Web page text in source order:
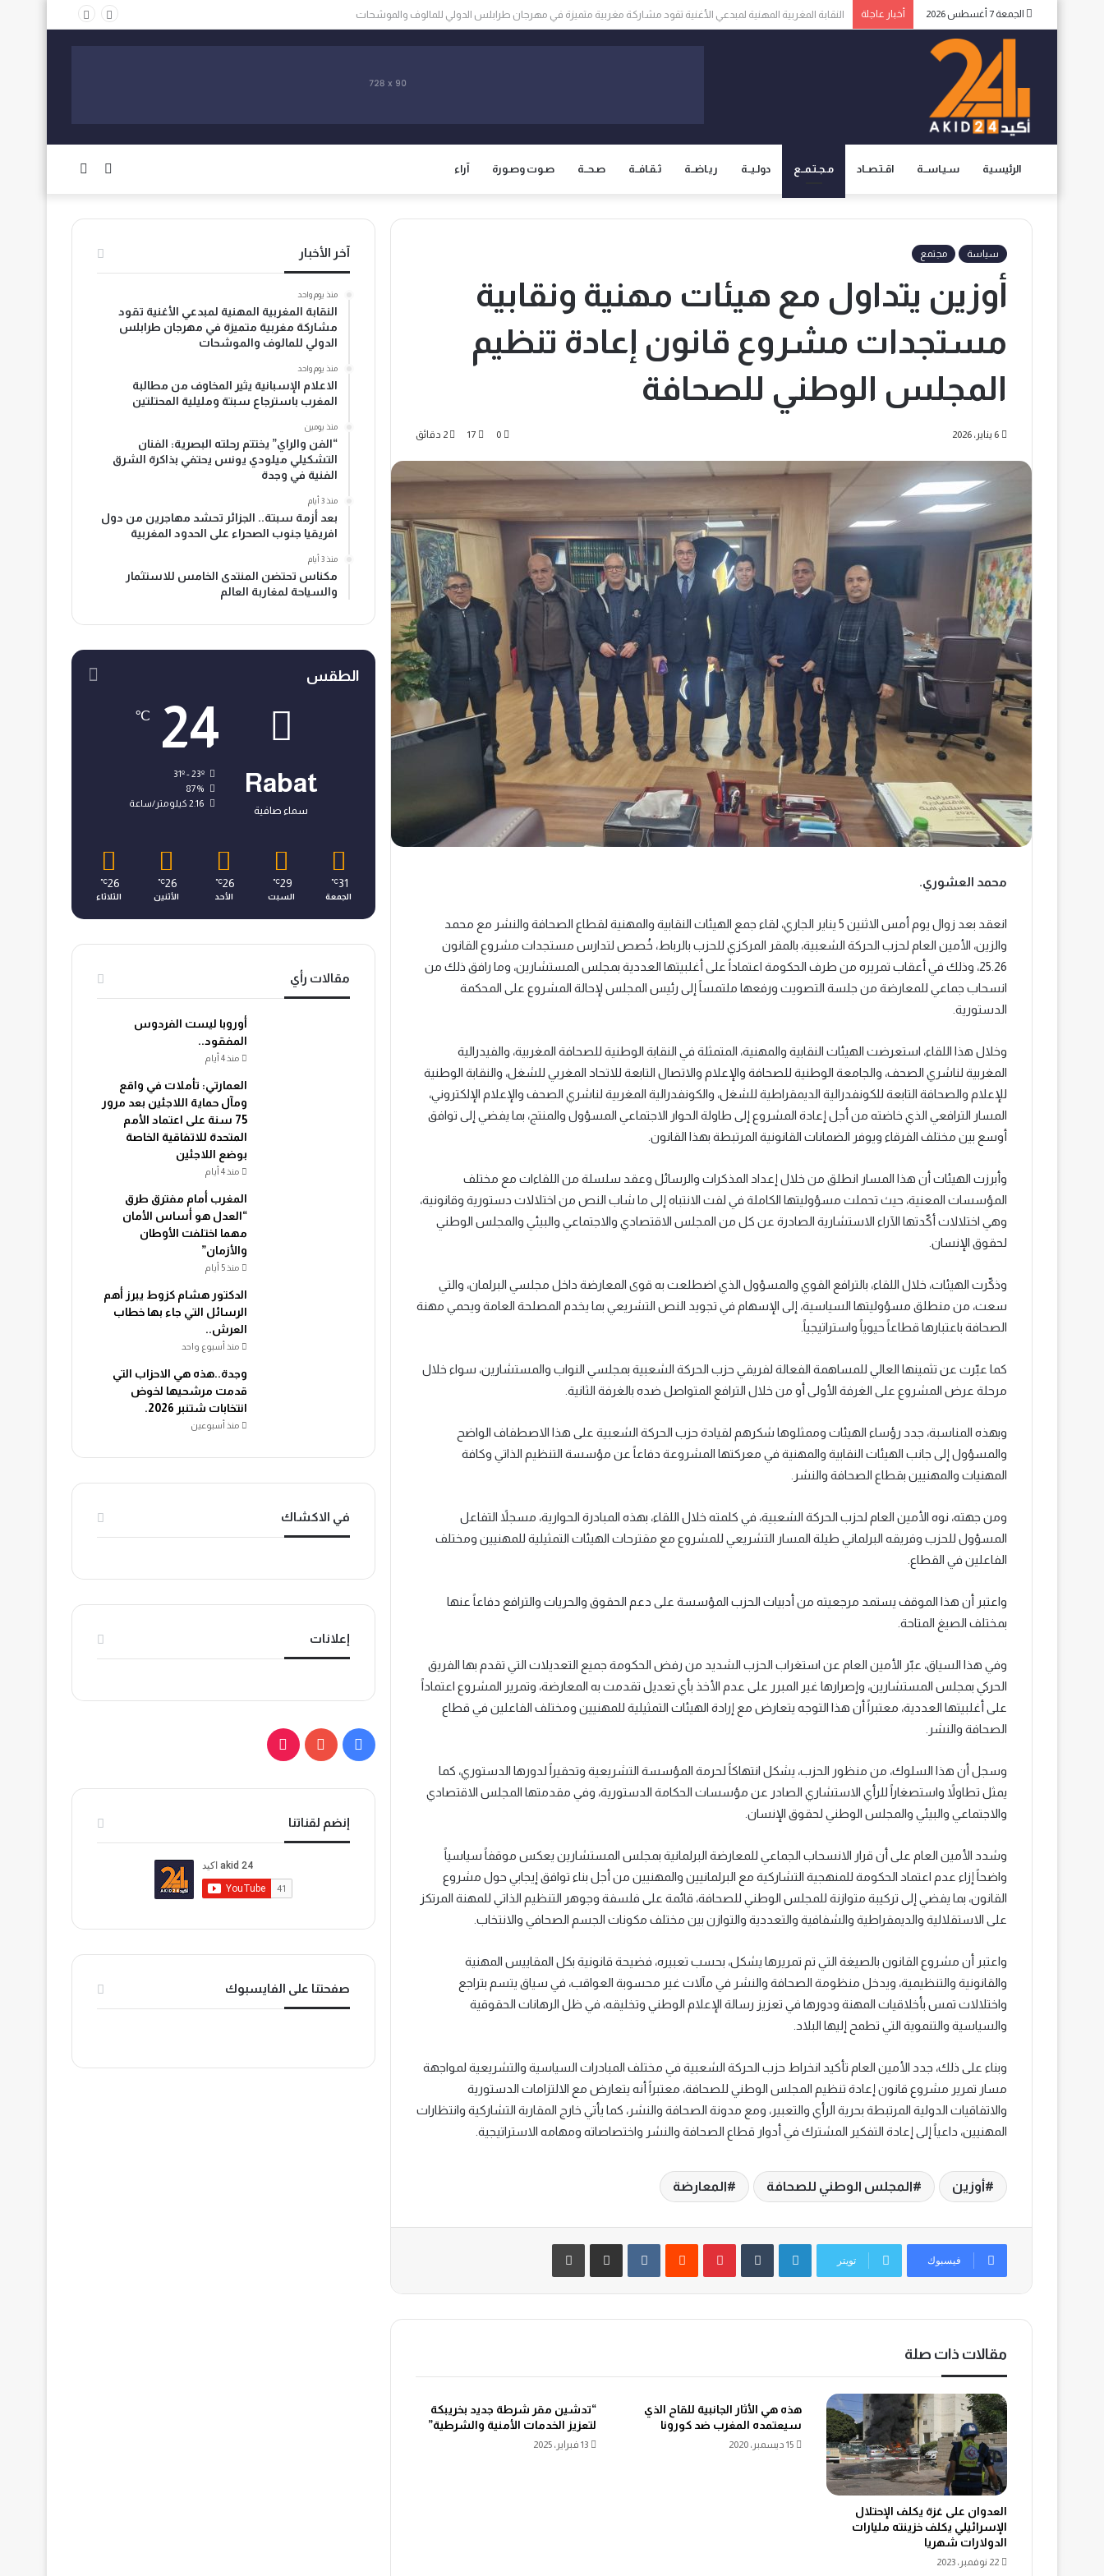
الجمعة 7 أغسطس 2026 أخبار عاجلة الاعلام الإسبانية يثير المخاوف من مطالبة المغرب باسترجاع سبتة ومليلية المحتلتين
الرئيسية سـيـاســة اقـتـصــاد مـجـتـمــع دولـيــة ريـاضــة ثـقـافــة صـحــة صـوت وصـورة آراء
عن
الوضع
المظلم
سياسة مجتمع
أوزين يتداول مع هيئات مهنية ونقابية
مستجدات مشروع قانون إعادة تنظيم
المجلس الوطني للصحافة
6 يناير، 2026 0
17
محمد العشوري.
انعقد بعد زوال يوم أمس الاثنين 5 يناير الجاري، لقاء جمع الهيئات النقابية والمهنية لقطاع الصحافة والنشر مع محمد
والزين، الأمين العام لحزب الحركة الشعبية، بالمقر المركزي للحزب بالرباط، خُصص لتدارس مستجدات مشروع القانون
25.26، وذلك في أعقاب تمريره من طرف الحكومة اعتماداً على أغلبيتها العددية بمجلس المستشارين، وما رافق ذلك من
انسحاب جماعي للمعارضة من جلسة التصويت ورفعها ملتمساً إلى رئيس المجلس لإحالة المشروع على المحكمة
الدستورية.
وخلال هذا اللقاء، استعرضت الهيئات النقابية والمهنية، المتمثلة في النقابة الوطنية للصحافة المغربية، والفيدرالية
المغربية لناشري الصحف، والجامعة الوطنية للصحافة والإعلام والاتصال التابعة للاتحاد المغربي للشغل، والنقابة الوطنية
للإعلام والصحافة التابعة للكونفدرالية الديمقراطية للشغل، والكونفدرالية المغربية لناشري الصحف والإعلام الإلكتروني،
المسار الترافعي الذي خاضته من أجل إعادة المشروع إلى طاولة الحوار الاجتماعي المسؤول والمنتج، بما يفضي إلى توافق
أوسع بين مختلف الفرقاء ويوفر الضمانات القانونية المرتبطة بهذا القانون.
وأبرزت الهيئات أن هذا المسار انطلق من خلال إعداد المذكرات والرسائل وعقد سلسلة من اللقاءات مع مختلف
المؤسسات المعنية، حيث تحملت مسؤوليتها الكاملة في لفت الانتباه إلى ما شاب النص من اختلالات دستورية وقانونية،
وهي اختلالات أكّدتها الآراء الاستشارية الصادرة عن كل من المجلس الاقتصادي والاجتماعي والبيئي والمجلس الوطني
لحقوق الإنسان.
وذكّرت الهيئات، خلال اللقاء، بالترافع القوي والمسؤول الذي اضطلعت به قوى المعارضة داخل مجلسي البرلمان، والتي
سعت، من منطلق مسؤوليتها السياسية، إلى الإسهام في تجويد النص التشريعي بما يخدم المصلحة العامة ويحمي مهنة
الصحافة باعتبارها قطاعاً حيوياً واستراتيجياً.
كما عبّرت عن تثمينها العالي للمساهمة الفعالة لفريقي حزب الحركة الشعبية بمجلسي النواب والمستشارين، سواء خلال
مرحلة عرض المشروع على الغرفة الأولى أو من خلال الترافع المتواصل ضده بالغرفة الثانية.
وبهذه المناسبة، جدد رؤساء الهيئات وممثلوها شكرهم لقيادة حزب الحركة الشعبية على هذا الاصطفاف الواضح
والمسؤول إلى جانب الهيئات النقابية والمهنية في معركتها المشروعة دفاعاً عن مؤسسة التنظيم الذاتي وكافة
المهنيات والمهنيين بقطاع الصحافة والنشر.
ومن جهته، نوه الأمين العام لحزب الحركة الشعبية، في كلمته خلال اللقاء، بهذه المبادرة الحوارية، مسجلاً التفاعل
المسؤول للحزب وفريقه البرلماني طيلة المسار التشريعي للمشروع مع مقترحات الهيئات التمثيلية للمهنيين ومختلف
الفاعلين في القطاع.
واعتبر أن هذا الموقف يستمد مرجعيته من أدبيات الحزب المؤسسة على دعم الحقوق والحريات والترافع دفاعاً عنها
بمختلف الصيغ المتاحة.
وفي هذا السياق، عبّر الأمين العام عن استغراب الحزب الشديد من رفض الحكومة جميع التعديلات التي تقدم بها الفريق
الحركي بمجلس المستشارين، وإصرارها غير المبرر على عدم الأخذ بأي تعديل تقدمت به المعارضة، وتمرير المشروع اعتماداً
على أغلبيتها العددية، معتبراً أن هذا التوجه يتعارض مع إرادة الهيئات التمثيلية للمهنيين ومختلف الفاعلين في قطاع
الصحافة والنشر.
وسجل أن هذا السلوك، من منظور الحزب، يشكل انتهاكاً لحرمة المؤسسة التشريعية وتحقيراً لدورها الدستوري، كما
يمثل تطاولاً واستصغاراً للرأي الاستشاري الصادر عن مؤسسات الحكامة الدستورية، وفي مقدمتها المجلس الاقتصادي
والاجتماعي والبيئي والمجلس الوطني لحقوق الإنسان.
وشدد الأمين العام على أن قرار الانسحاب الجماعي للمعارضة البرلمانية بمجلس المستشارين يعكس موقفاً سياسياً
واضحاً إزاء عدم اعتماد الحكومة للمنهجية التشاركية مع البرلمانيين والمهنيين من أجل بناء توافق إيجابي حول مشروع
القانون، بما يفضي إلى تركيبة متوازنة للمجلس الوطني للصحافة، قائمة على فلسفة وجوهر التنظيم الذاتي للمهنة المرتكز
على الاستقلالية والديمقراطية والشفافية والتعددية والتوازن بين مختلف مكونات الجسم الصحافي والانتخاب.
واعتبر أن مشروع القانون بالصيغة التي تم تمريرها يشكل، بحسب تعبيره، فضيحة قانونية بكل المقاييس المهنية
والقانونية والتنظيمية، ويدخل منظومة الصحافة والنشر في مآلات غير محسوبة العواقب، في سياق يتسم بتراجع
واختلالات تمس بأخلاقيات المهنة ودورها في تعزيز رسالة الإعلام الوطني وتخليقه، في ظل الرهانات الحقوقية
والسياسية والتنموية التي تطمح إليها البلاد.
وبناء على ذلك، جدد الأمين العام تأكيد انخراط حزب الحركة الشعبية في مختلف المبادرات السياسية والتشريعية لمواجهة
مسار تمرير مشروع قانون إعادة تنظيم المجلس الوطني للصحافة، معتبراً أنه يتعارض مع الالتزامات الدستورية
والاتفاقيات الدولية المرتبطة بحرية الرأي والتعبير، ومع مدونة الصحافة والنشر، كما يأتي خارج المقاربة التشاركية وانتظارات
المهنيين، داعياً إلى إعادة التفكير المشترك في أدوار قطاع الصحافة والنشر واختصاصاته ومهامه الاستراتيجية.
أوزين المجلس الوطني للصحافة المعارضة
فيسبوك تويتر
لينكدإن بينتيريست ‏VKontakte
مقالات ذات صلة
العدوان على غزة يكلف الإحتلال
الإسرائيلي يكلف خزينته مليارات
الدولارات شهريا
22 نوفمبر، 2023
هذه هي الأثار الجانبية للقاح الذي
سيعتمده المغرب ضد كورونا
15 ديسمبر، 2020
“تدشين مقر شرطة جديد بخريبكة
لتعزيز الخدمات الأمنية والشرطية”
13 فبراير، 2025
آخر الأخبار
منذ يوم واحد
النقابة المغربية المهنية لمبدعي الأغنية تقود
مشاركة مغربية متميزة في مهرجان طرابلس
الدولي للمالوف والموشحات
منذ يوم واحد
الاعلام الإسبانية يثير المخاوف من مطالبة
المغرب باسترجاع سبتة ومليلية المحتلتين
منذ يومين
“الفن والراي” يختتم رحلته البصرية: الفنان
التشكيلي ميلودي يونس يحتفي بذاكرة الشرق
الفنية في وجدة
منذ 3 أيام
بعد أزمة سبتة.. الجزائر تحشد مهاجرين من دول
افريقيا جنوب الصحراء على الحدود المغربية
منذ 3 أيام
مكناس تحتضن المنتدى الخامس للاستثمار
والسياحة لمغاربة العالم
الطقس
Rabat
سماء صافية
24
℃
31º - 23º
87%
2.16 كيلومتر/ساعة
31
℃
الجمعة
29
℃
السبت
26
℃
الأحد
26
℃
الأثنين
26
℃
الثلاثاء
مقالات رأي
أوروبا ليست الفردوس
المفقود..
منذ 4 أيام
العمارتي: تأملات في واقع
ومآل حماية اللاجئين بعد مرور
75 سنة على اعتماد الأمم
المتحدة للاتفاقية الخاصة
بوضع اللاجئين
منذ 4 أيام
المغرب أمام مفترق طرق
“العدل هو أساس الأمان
مهما اختلفت الأوطان
والأزمان”
منذ 5 أيام
الدكتور هشام كزوط يبرز أهم
الرسائل التي جاء بها خطاب
العرش..
منذ أسبوع واحد
وجدة..هذه هي الاحزاب التي
قدمت مرشحيها لخوض
انتخابات شتنبر 2026.
منذ أسبوعين
في الاكشاك
إعلانات
ب
ي
k
T
إنضم لقناتنا
صفحتنا على الفايسبوك